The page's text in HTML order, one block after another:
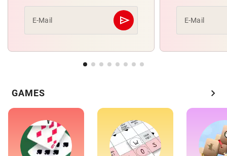
E-Mail send
Abschicken E-Mail
GAMES chevron_right